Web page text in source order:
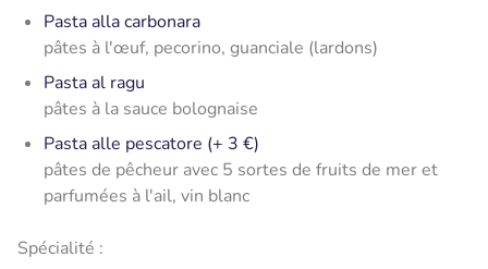
Pasta alla carbonara
pâtes à l'œuf, pecorino, guanciale (lardons)
Pasta al ragu
pâtes à la sauce bolognaise
Pasta alle pescatore (+ 3 €)
pâtes de pêcheur avec 5 sortes de fruits de mer et
parfumées à l'ail, vin blanc
Spécialité :